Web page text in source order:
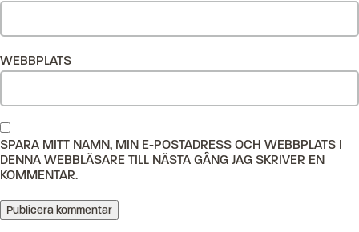
WEBBPLATS
SPARA MITT NAMN, MIN E-POSTADRESS OCH WEBBPLATS I
DENNA WEBBLÄSARE TILL NÄSTA GÅNG JAG SKRIVER EN
KOMMENTAR.